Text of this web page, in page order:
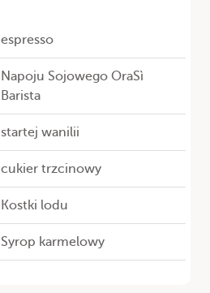
espresso
Napoju Sojowego OraSì
Barista
startej wanilii
cukier trzcinowy
Kostki lodu
Syrop karmelowy